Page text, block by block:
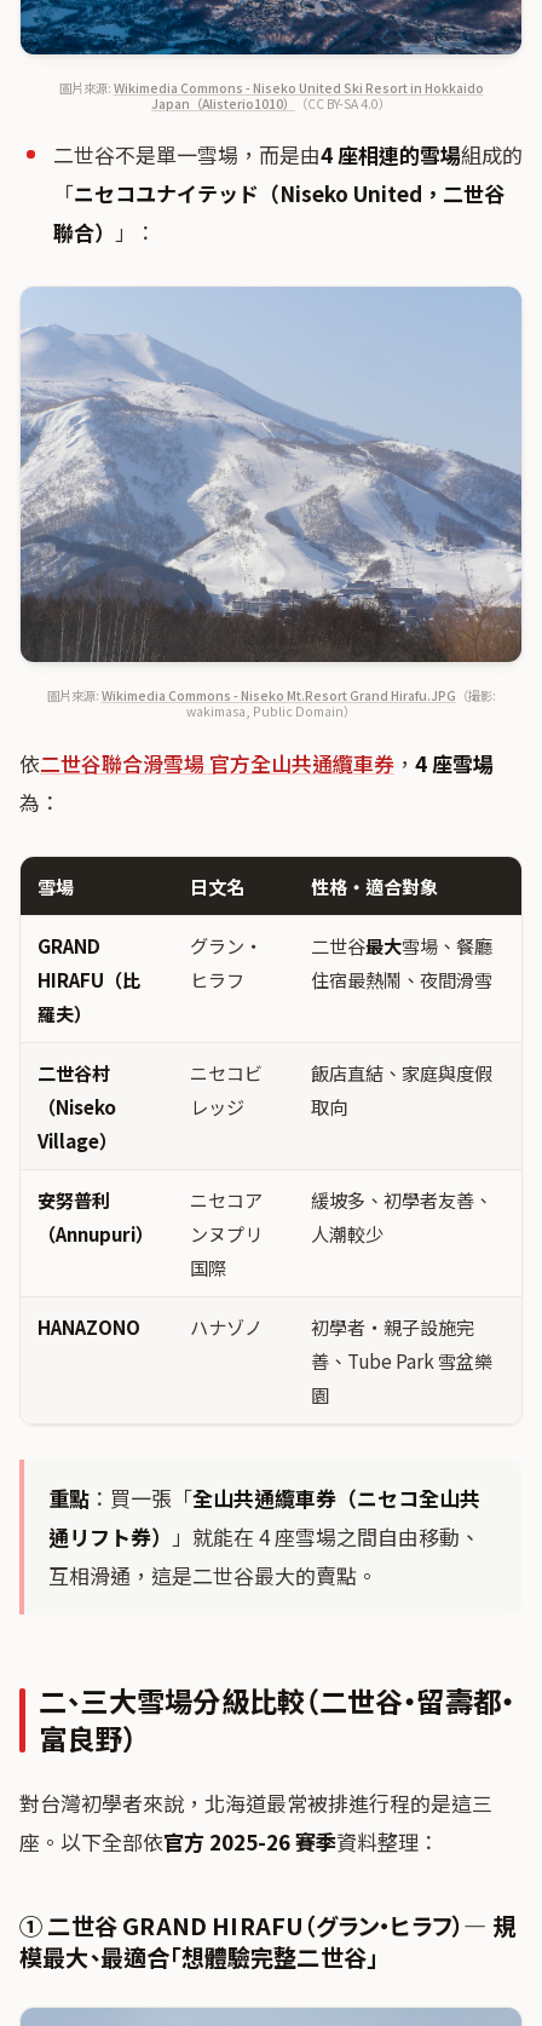
圖片來源: Wikimedia Commons - Niseko United Ski Resort in Hokkaido
Japan（Alisterio1010）
（CC BY-SA 4.0）
二世谷不是單一雪場，而是由4 座相連的雪場組成的
「ニセコユナイテッド（Niseko United，二世谷
聯合） 」：
圖片來源: Wikimedia Commons - Niseko Mt.Resort Grand Hirafu.JPG （撮影:
wakimasa, Public Domain）
依二世谷聯合滑雪場 官方全山共通纜車券 ， 4 座雪場
為：
雪場 日文名 性格・適合對象
GRAND
HIRAFU（比
羅夫）
グラン・
ヒラフ
二世谷最大雪場、餐廳
住宿最熱鬧、夜間滑雪
二世谷村
（Niseko
Village）
ニセコビ
レッジ
飯店直結、家庭與度假
取向
安努普利
（Annupuri）
ニセコア
ンヌプリ
国際
緩坡多、初學者友善、
人潮較少
HANAZONO ハナゾノ
初學者・親子設施完
善、Tube Park 雪盆樂
園
重點 ：買一張「全山共通纜車券（ニセコ全山共
通リフト券） 」就能在 4 座雪場之間自由移動、
互相滑通，這是二世谷最大的賣點。
二、三大雪場分級比較（二世谷・留壽都・
富良野）
對台灣初學者來說，北海道最常被排進行程的是這三
座。以下全部依官方 2025-26 賽季資料整理：
① 二世谷 GRAND HIRAFU（グラン・ヒラフ）— 規
模最大、最適合「想體驗完整二世谷」